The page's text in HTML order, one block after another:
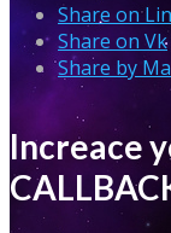
Share on
Share on Vk
Share by
Increace